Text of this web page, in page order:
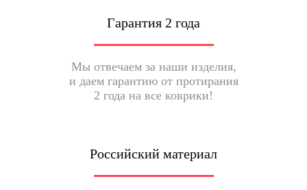
Гарантия 2 года
Мы отвечаем за наши изделия,
и даем гарантию от протирания
2 года на все коврики!
Российский материал